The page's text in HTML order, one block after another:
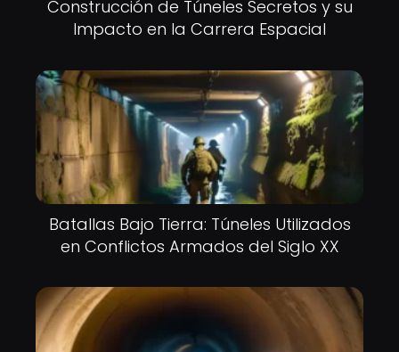
Construcción de Túneles Secretos y su
Impacto en la Carrera Espacial
Batallas Bajo Tierra: Túneles Utilizados
en Conflictos Armados del Siglo XX